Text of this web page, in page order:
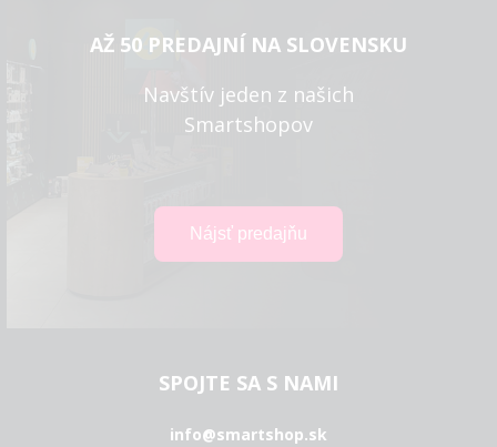
AŽ 50 PREDAJNÍ NA SLOVENSKU
Navštív jeden z našich
Smartshopov
SPOJTE SA S NAMI
info@smartshop.sk